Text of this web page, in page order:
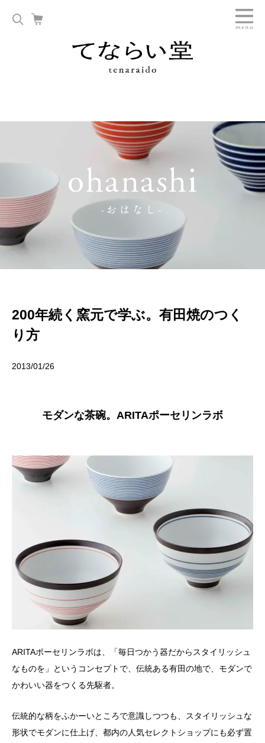
ohanashi
-おはなし-
200年続く窯元で学ぶ。有田焼のつく
り方
2013/01/26
モダンな茶碗。ARITAポーセリンラボ
ARITAポーセリンラボは、「毎日つかう器だからスタイリッシュ
なものを」というコンセプトで、伝統ある有田の地で、モダンで
かわいい器をつくる先駆者。
伝統的な柄をふかーいところで意識しつつも、スタイリッシュな
形状でモダンに仕上げ、都内の人気セレクトショップにも必ず置